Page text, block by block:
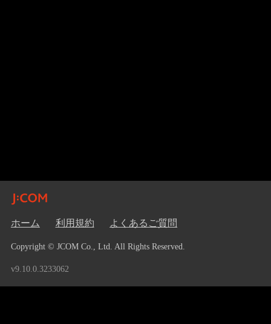
ホーム 利用規約 よくあるご質問
Copyright © JCOM Co., Ltd. All Rights Reserved.
v9.10.0.3233062